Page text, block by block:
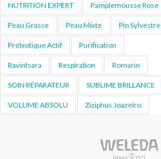
NUTRITION EXPERT Pamplemousse Rose
Peau Grasse Peau Mixte Pin Sylvestre
Prébiotique Actif Purification
Ravintsara Respiration Romarin
SOIN RÉPARATEUR SUBLIME BRILLANCE
VOLUME ABSOLU Ziziphus Joazeiro